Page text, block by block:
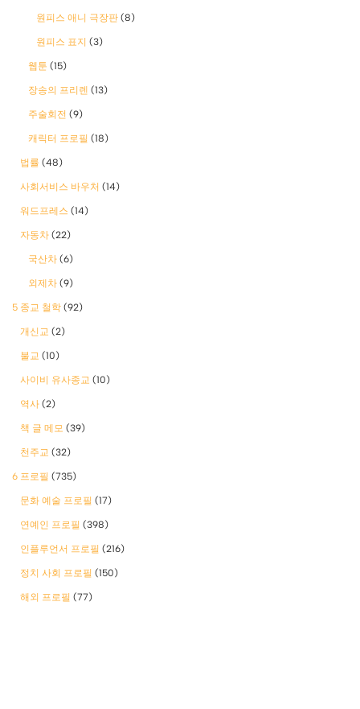
원피스 애니 극장판 (8)
원피스 표지 (3)
웹툰 (15)
장송의 프리렌 (13)
주술회전 (9)
캐릭터 프로필 (18)
법률 (48)
사회서비스 바우처 (14)
워드프레스 (14)
자동차 (22)
국산차 (6)
외제차 (9)
5 종교 철학 (92)
개신교 (2)
불교 (10)
사이비 유사종교 (10)
역사 (2)
책 글 메모 (39)
천주교 (32)
6 프로필 (735)
문화 예술 프로필 (17)
연예인 프로필 (398)
인플루언서 프로필 (216)
정치 사회 프로필 (150)
해외 프로필 (77)